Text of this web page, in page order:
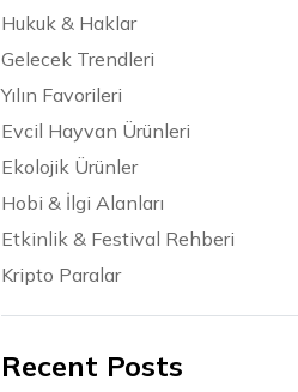
Hukuk & Haklar
Gelecek Trendleri
Yılın Favorileri
Evcil Hayvan Ürünleri
Ekolojik Ürünler
Hobi & İlgi Alanları
Etkinlik & Festival Rehberi
Kripto Paralar
Recent Posts